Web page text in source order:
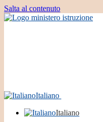
Salta al contenuto
Italiano
Italiano